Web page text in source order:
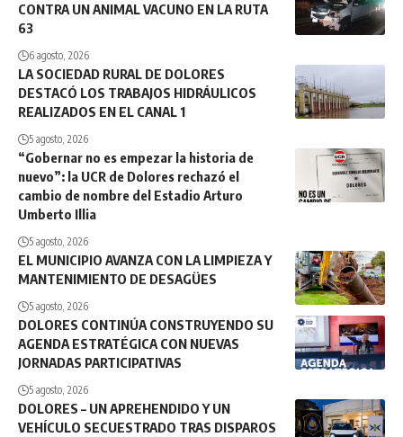
CONTRA UN ANIMAL VACUNO EN LA RUTA
63
6 agosto, 2026
LA SOCIEDAD RURAL DE DOLORES
DESTACÓ LOS TRABAJOS HIDRÁULICOS
REALIZADOS EN EL CANAL 1
5 agosto, 2026
“Gobernar no es empezar la historia de
nuevo”: la UCR de Dolores rechazó el
cambio de nombre del Estadio Arturo
Umberto Illia
5 agosto, 2026
EL MUNICIPIO AVANZA CON LA LIMPIEZA Y
MANTENIMIENTO DE DESAGÜES
5 agosto, 2026
DOLORES CONTINÚA CONSTRUYENDO SU
AGENDA ESTRATÉGICA CON NUEVAS
JORNADAS PARTICIPATIVAS
5 agosto, 2026
DOLORES – UN APREHENDIDO Y UN
VEHÍCULO SECUESTRADO TRAS DISPAROS